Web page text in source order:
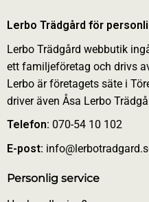
Lerbo Trädgård för
Lerbo Trädgård webbutik
ett familjeföretag och drivs
Lerbo är företagets säte i
driver även Åsa Lerbo
Telefon: 070-54 10 102
E-post:
Personlig service